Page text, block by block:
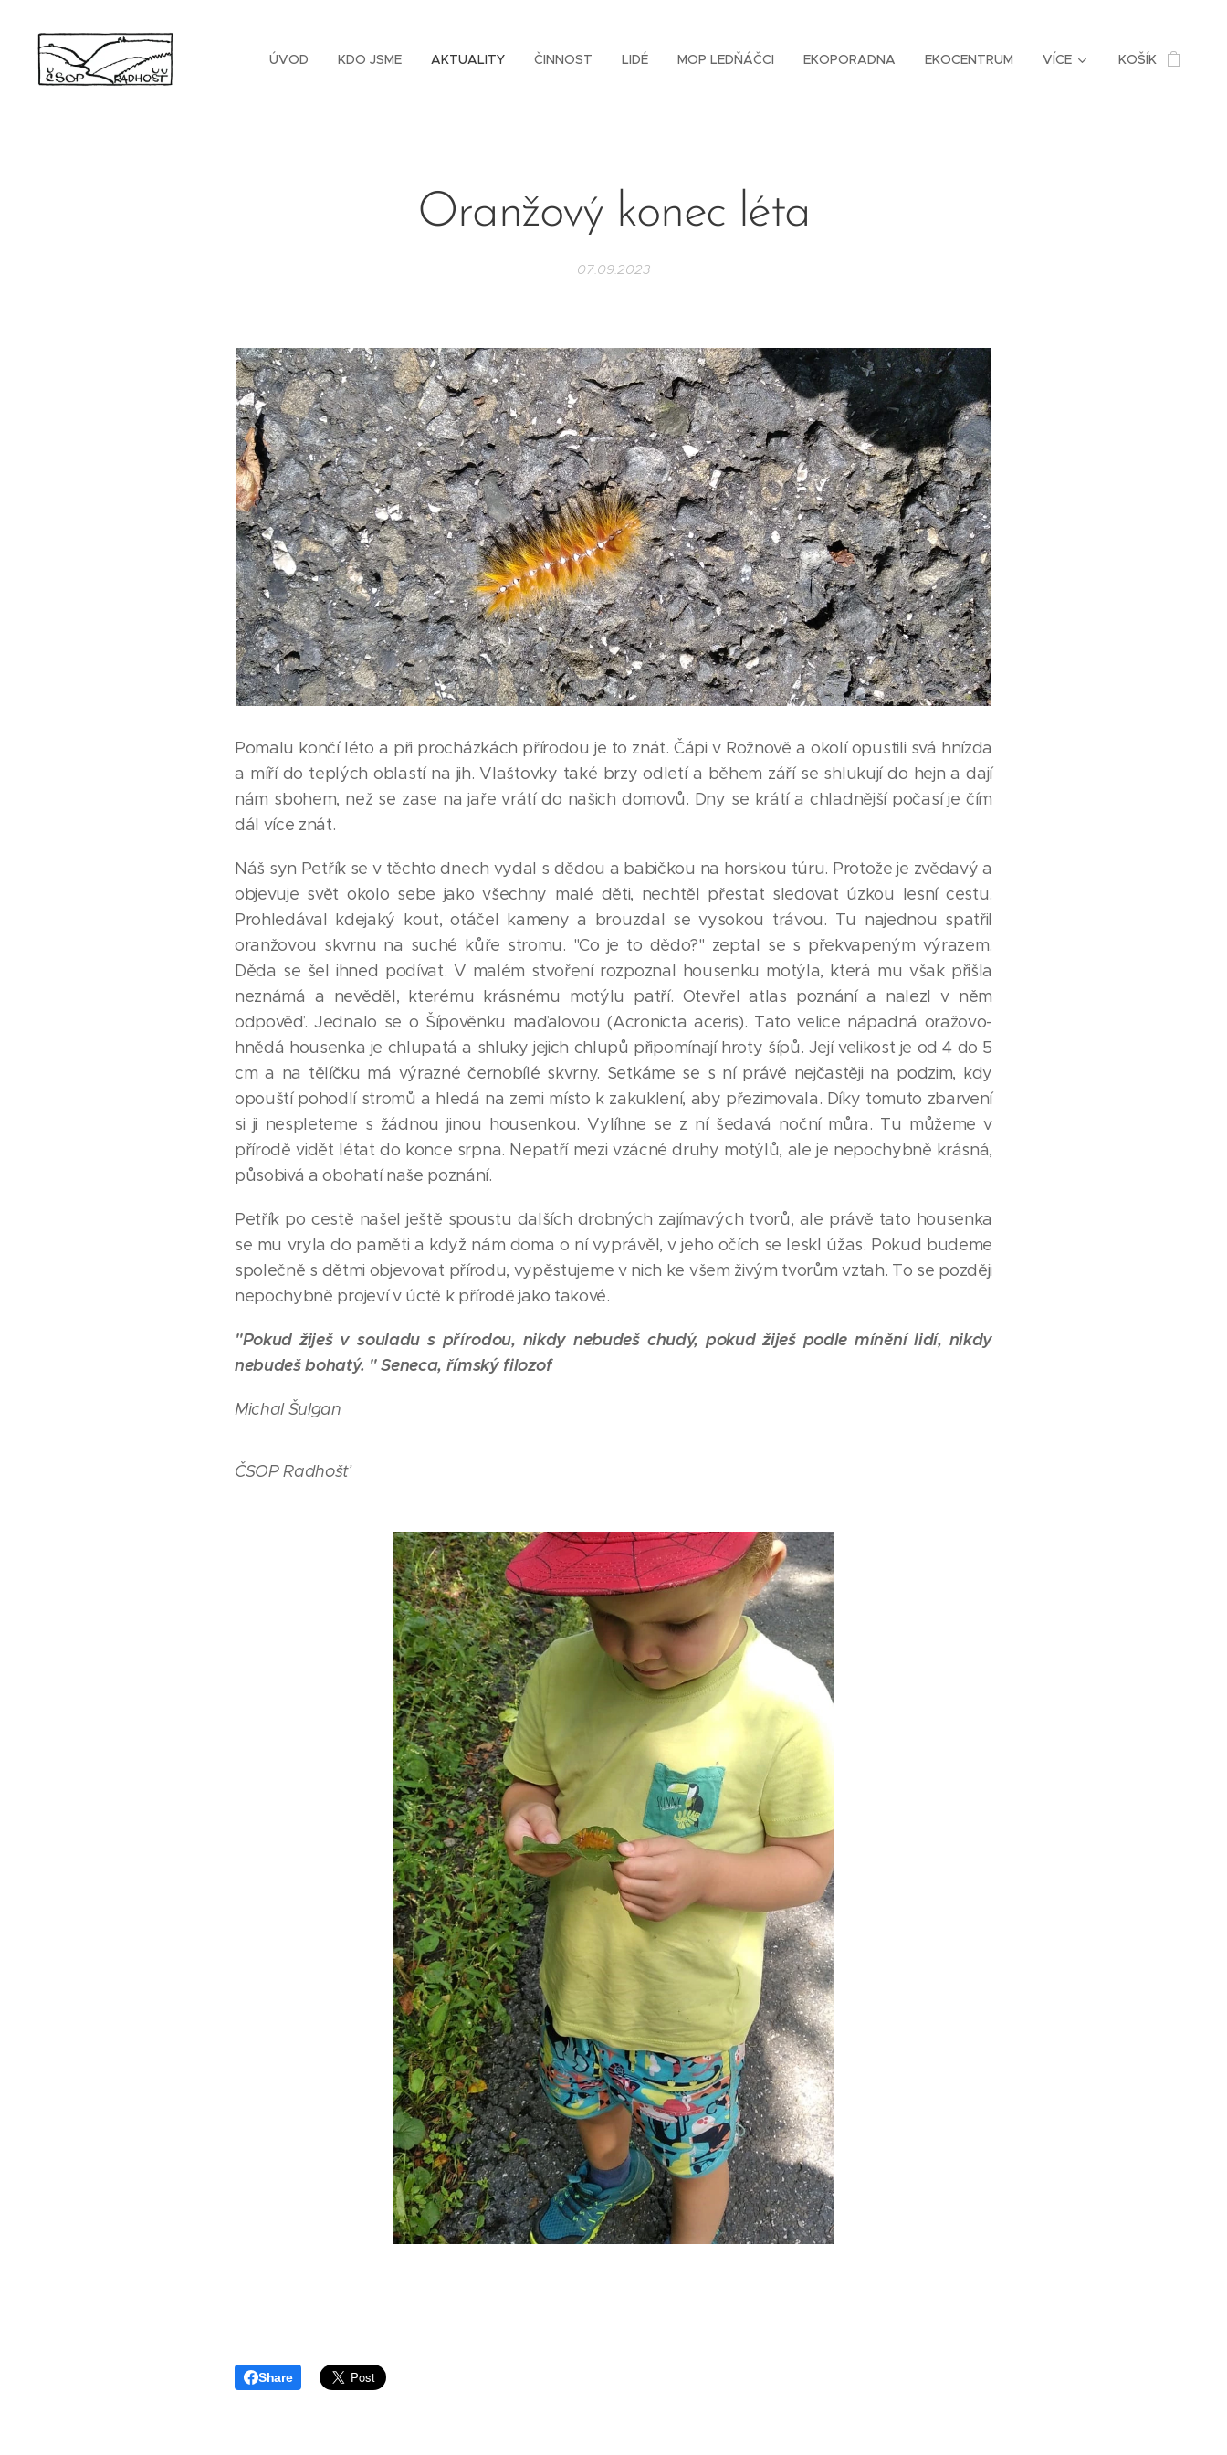
ÚVOD KDO JSME AKTUALITY ČINNOST LIDÉ MOP LEDŇÁČCI EKOPORADNA EKOCENTRUM VÍCE KOŠÍK
Oranžový konec léta
07.09.2023
Pomalu končí léto a při procházkách přírodou je to znát. Čápi v Rožnově a okolí opustili svá hnízda
a míří do teplých oblastí na jih. Vlaštovky také brzy odletí a během září se shlukují do hejn a dají
nám sbohem, než se zase na jaře vrátí do našich domovů. Dny se krátí a chladnější počasí je čím
dál více znát.
Náš syn Petřík se v těchto dnech vydal s dědou a babičkou na horskou túru. Protože je zvědavý a
objevuje svět okolo sebe jako všechny malé děti, nechtěl přestat sledovat úzkou lesní cestu.
Prohledával kdejaký kout, otáčel kameny a brouzdal se vysokou trávou. Tu najednou spatřil
oranžovou skvrnu na suché kůře stromu. "Co je to dědo?" zeptal se s překvapeným výrazem.
Děda se šel ihned podívat. V malém stvoření rozpoznal housenku motýla, která mu však přišla
neznámá a nevěděl, kterému krásnému motýlu patří. Otevřel atlas poznání a nalezl v něm
odpověď. Jednalo se o Šípověnku maďalovou (Acronicta aceris). Tato velice nápadná oražovo-
hnědá housenka je chlupatá a shluky jejich chlupů připomínají hroty šípů. Její velikost je od 4 do 5
cm a na tělíčku má výrazné černobílé skvrny. Setkáme se s ní právě nejčastěji na podzim, kdy
opouští pohodlí stromů a hledá na zemi místo k zakuklení, aby přezimovala. Díky tomuto zbarvení
si ji nespleteme s žádnou jinou housenkou. Vylíhne se z ní šedavá noční můra. Tu můžeme v
přírodě vidět létat do konce srpna. Nepatří mezi vzácné druhy motýlů, ale je nepochybně krásná,
působivá a obohatí naše poznání.
Petřík po cestě našel ještě spoustu dalších drobných zajímavých tvorů, ale právě tato housenka
se mu vryla do paměti a když nám doma o ní vyprávěl, v jeho očích se leskl úžas. Pokud budeme
společně s dětmi objevovat přírodu, vypěstujeme v nich ke všem živým tvorům vztah. To se později
nepochybně projeví v úctě k přírodě jako takové.
"Pokud žiješ v souladu s přírodou, nikdy nebudeš chudý, pokud žiješ podle mínění lidí, nikdy
nebudeš bohatý. " Seneca, římský filozof
Michal Šulgan
ČSOP Radhošť
Share